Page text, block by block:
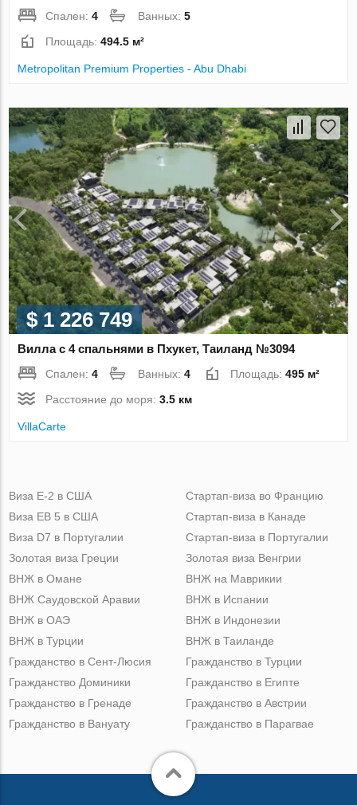
Спален:4 Ванных:5
Площадь:494.5 м²
Metropolitan Premium Properties - Abu Dhabi
$ 1 226 749
Вилла с 4 спальнями в Пхукет, Таиланд №3094
Спален:4 Ванных:4 Площадь:495 м²
Расстояние до моря:3.5 км
VillaСarte
Виза Е-2 в США
Виза ЕВ 5 в США
Виза D7 в Португалии
Золотая виза Греции
Стартап-виза во Францию
Стартап-виза в Канаде
Стартап-виза в Португалии
Золотая виза Венгрии
ВНЖ в Омане
ВНЖ Саудовской Аравии
ВНЖ в ОАЭ
ВНЖ в Турции
ВНЖ на Маврикии
ВНЖ в Испании
ВНЖ в Индонезии
ВНЖ в Таиланде
Гражданство в Сент-Люсия
Гражданство Доминики
Гражданство в Гренаде
Гражданство в Вануату
Гражданство в Турции
Гражданство в Египте
Гражданство в Австрии
Гражданство в Парагвае